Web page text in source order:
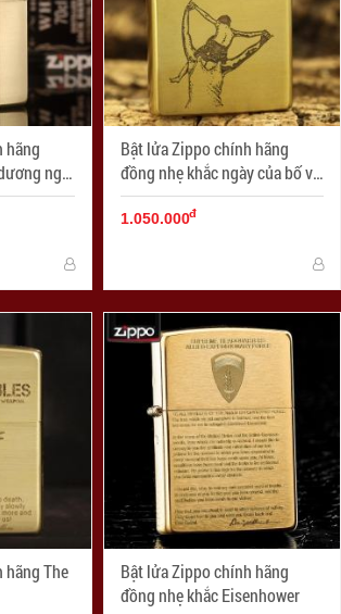
hãng
ngũ
Bật lửa Zippo chính hãng
đồng nhẹ khắc ngày của bố vô
cùng ý nghĩa
1.050.000đ
hãng The
Bật lửa Zippo chính hãng
đồng nhẹ khắc Eisenhower